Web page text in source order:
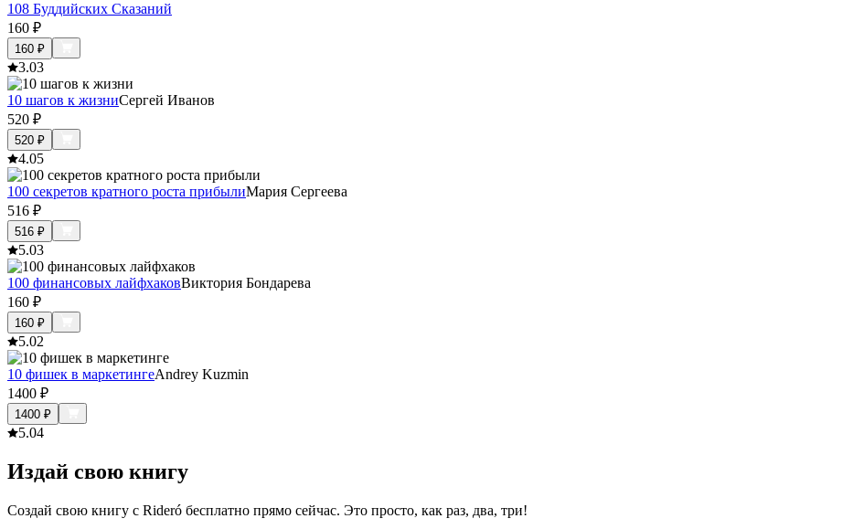
108 Буддийских Сказаний
160 ₽
160 ₽
3.03
10 шагов к жизниСергей Иванов
520 ₽
520 ₽
4.05
100 секретов кратного роста прибылиМария Сергеева
516 ₽
516 ₽
5.03
100 финансовых лайфхаковВиктория Бондарева
160 ₽
160 ₽
5.02
10 фишек в маркетингеAndrey Kuzmin
1400 ₽
1400 ₽
5.04
Издай свою книгу
Создай свою книгу с Rideró бесплатно прямо сейчас. Это просто, как раз, два, три!